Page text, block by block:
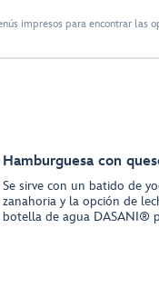
impresos para encontrar las
Hamburguesa con
Se sirve con un batido de
zanahoria y la opción de
botella de agua DASANI®